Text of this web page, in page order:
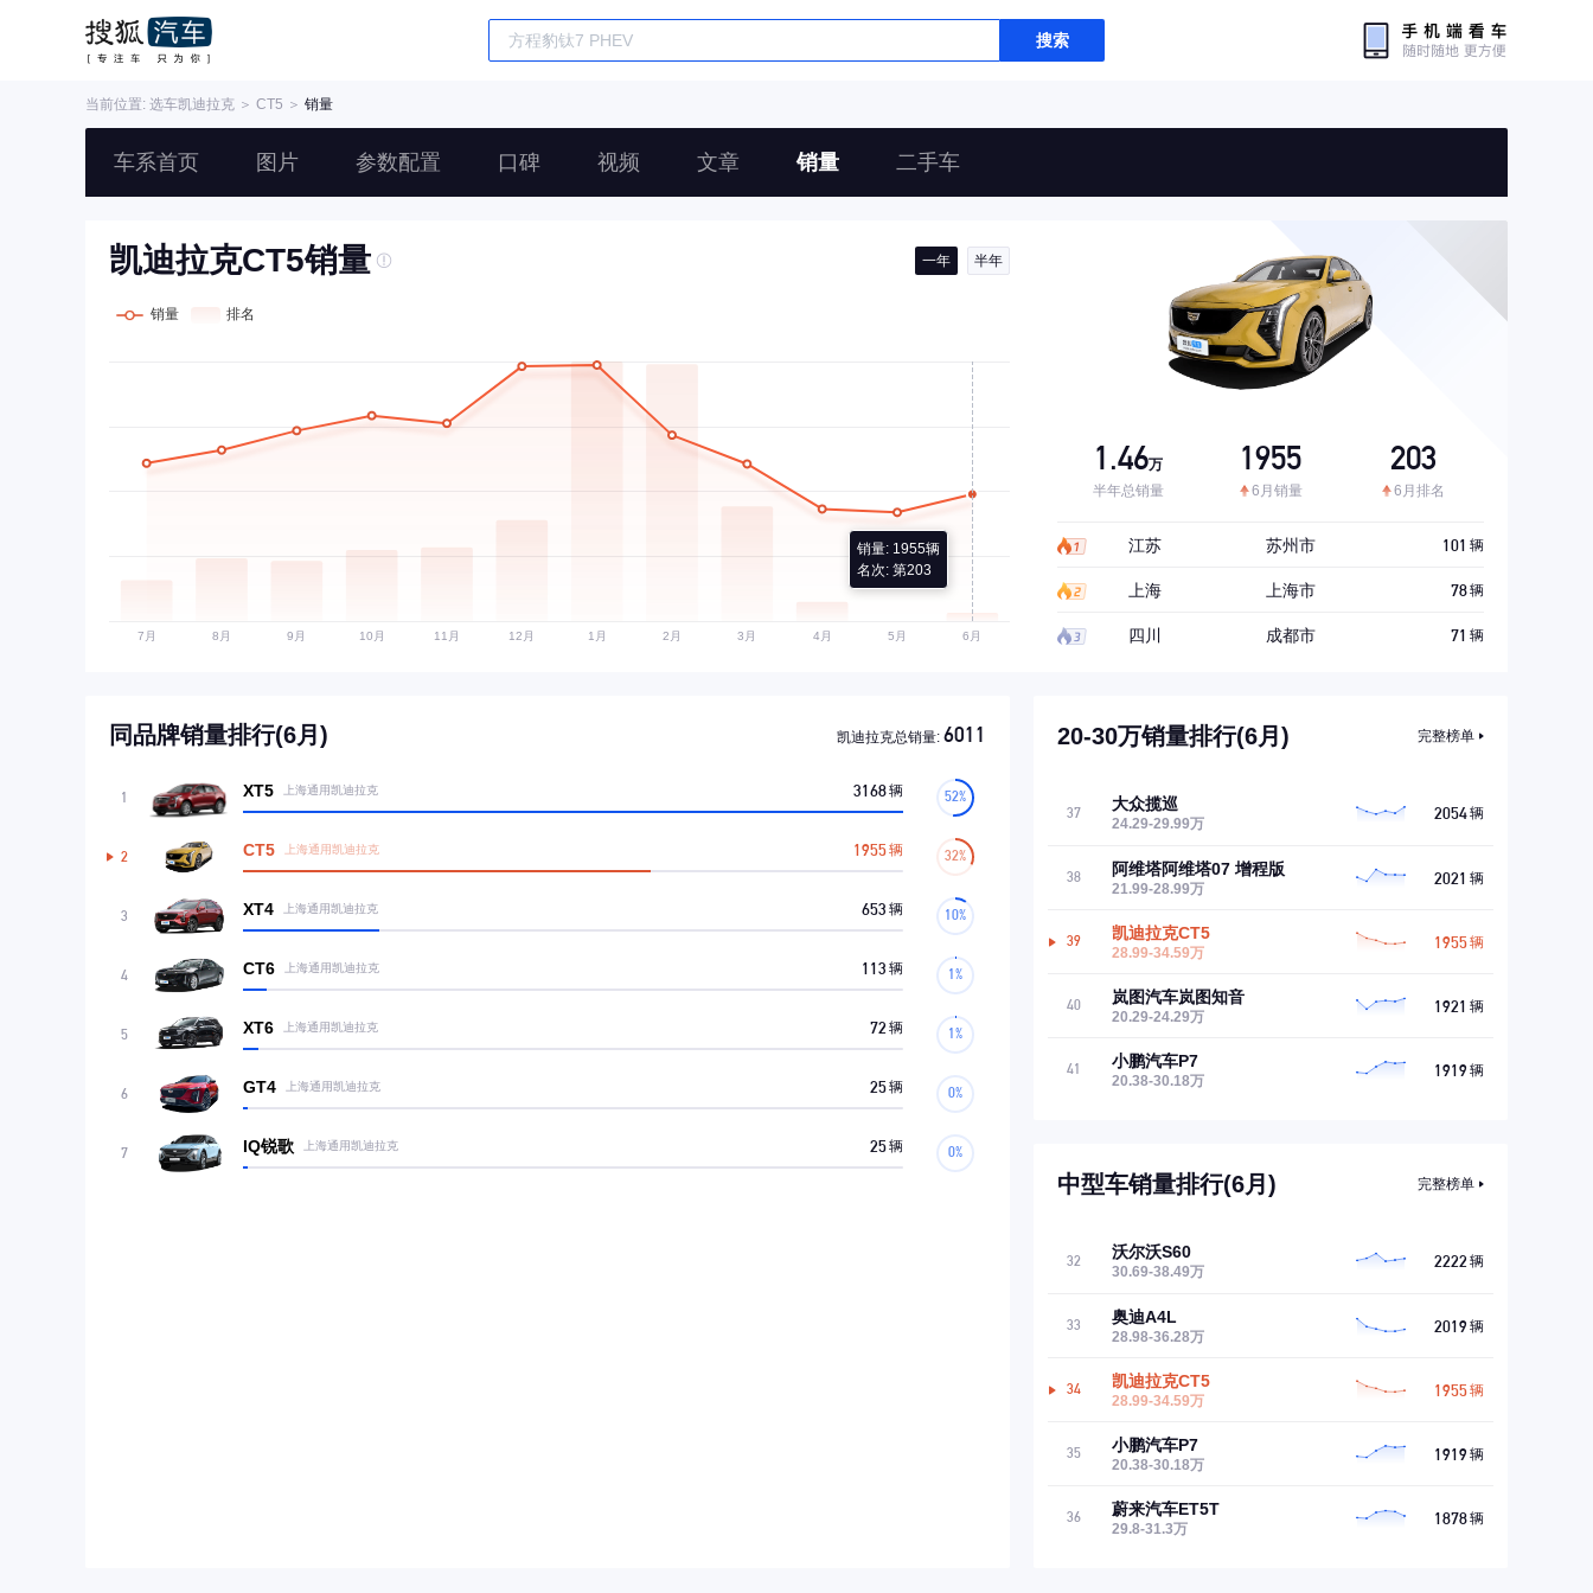
搜索
当前位置: 选车凯迪拉克 ＞ CT5 ＞ 销量
车系首页 图片 参数配置 口碑 视频 文章 销量 二手车
凯迪拉克CT5销量 一年 半年
销量: 1955辆
名次: 第203
1.46万
半年总销量
1955
6月销量
203
6月排名
江苏 苏州市 101 辆
上海 上海市 78辆
四川 成都市 71 辆
同品牌销量排行(6月) 凯迪拉克总销量: 6011
1 XT5 上海通用凯迪拉克 3168辆
2 CT5 上海通用凯迪拉克 1955辆
3 XT4 上海通用凯迪拉克 653 辆
4 CT6 上海通用凯迪拉克 113 辆
5 XT6 上海通用凯迪拉克 72 辆
6 GT4 上海通用凯迪拉克 25辆
7 IQ锐歌 上海通用凯迪拉克 25辆
20-30万销量排行(6月) 完整榜单
37 大众揽巡
24.29-29.99万
2054辆
38 阿维塔阿维塔07 增程版
21.99-28.99万
2021 辆
39 凯迪拉克CT5
28.99-34.59万
1955辆
40 岚图汽车岚图知音
20.29-24.29万
1921 辆
41 小鹏汽车P7
20.38-30.18万
1919 辆
中型车销量排行(6月) 完整榜单
32 沃尔沃S60
30.69-38.49万
2222 辆
33 奥迪A4L
28.98-36.28万
2019 辆
34 凯迪拉克CT5
28.99-34.59万
1955辆
35 小鹏汽车P7
20.38-30.18万
1919 辆
36 蔚来汽车ET5T
29.8-31.3万
1878辆